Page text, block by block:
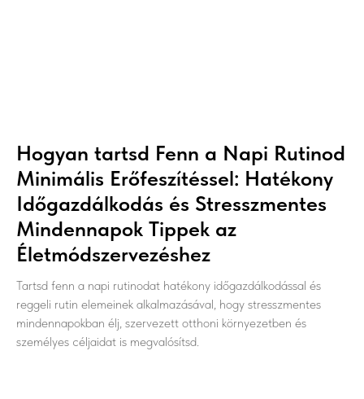
Hogyan tartsd Fenn a Napi Rutinod
Minimális Erőfeszítéssel: Hatékony
Időgazdálkodás és Stresszmentes
Mindennapok Tippek az
Életmódszervezéshez
Tartsd fenn a napi rutinodat hatékony időgazdálkodással és
reggeli rutin elemeinek alkalmazásával, hogy stresszmentes
mindennapokban élj, szervezett otthoni környezetben és
személyes céljaidat is megvalósítsd.